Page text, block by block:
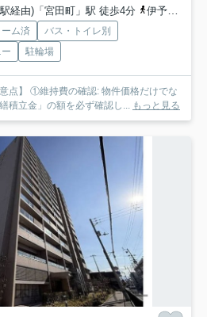
経由)「宮田町」駅 徒歩4分
伊予鉄道高浜線「古町」駅 徒歩7分
ーム済
バス・トイレ別
駐輪場
点】 ①維持費の確認: 物件価格だけでな
積立金」の額を必ず確認し...
もっと見る